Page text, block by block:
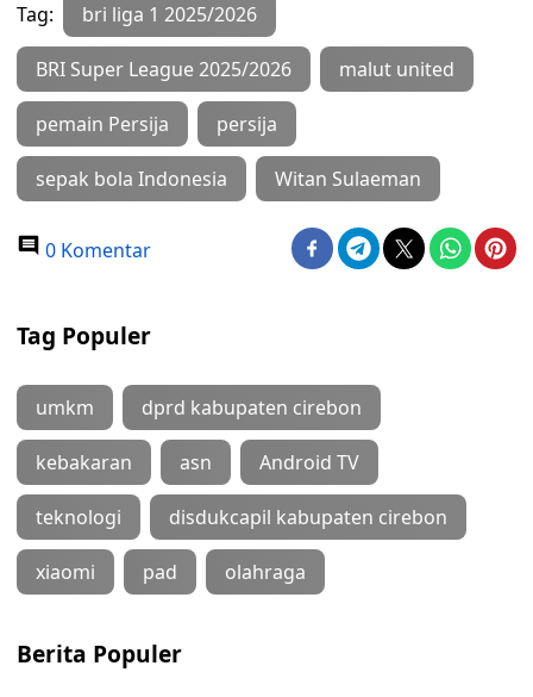
Tag: bri liga 1 2025/2026
BRI Super League 2025/2026 malut united
pemain Persija persija
sepak bola Indonesia Witan Sulaeman
0 Komentar
Tag Populer
umkm dprd kabupaten cirebon
kebakaran asn Android TV
teknologi disdukcapil kabupaten cirebon
xiaomi pad olahraga
Berita Populer